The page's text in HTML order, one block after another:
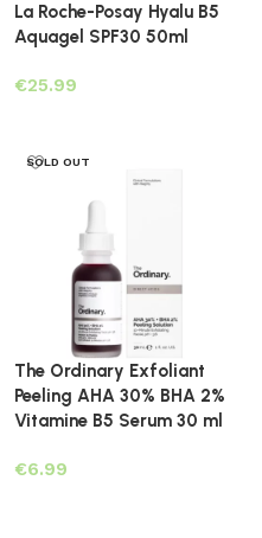
La Roche-Posay Hyalu B5
Aquagel SPF30 50ml
€
SOLD OUT
The Ordinary Exfoliant
Peeling AHA 30% BHA 2%
Vitamine B5 Serum 30 ml
€